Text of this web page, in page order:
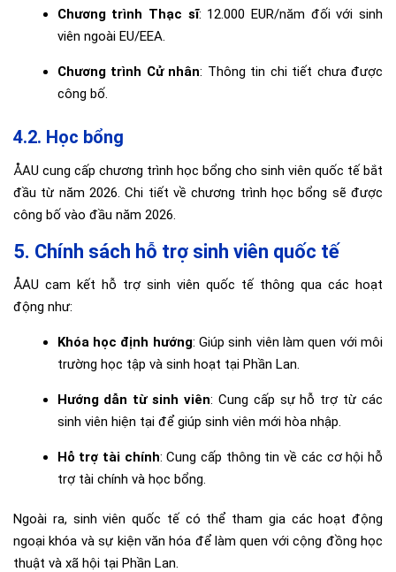
Chương trình Thạc sĩ: 12.000 EUR/năm đối với sinh
viên ngoài EU/EEA.
Chương trình Cử nhân: Thông tin chi tiết chưa được
công bố.
4.2. Học bổng
ÅAU cung cấp chương trình học bổng cho sinh viên quốc tế bắt
đầu từ năm 2026. Chi tiết về chương trình học bổng sẽ được
công bố vào đầu năm 2026.
5. Chính sách hỗ trợ sinh viên quốc tế
ÅAU cam kết hỗ trợ sinh viên quốc tế thông qua các hoạt
động như:
Khóa học định hướng: Giúp sinh viên làm quen với môi
trường học tập và sinh hoạt tại Phần Lan.
Hướng dẫn từ sinh viên: Cung cấp sự hỗ trợ từ các
sinh viên hiện tại để giúp sinh viên mới hòa nhập.
Hỗ trợ tài chính: Cung cấp thông tin về các cơ hội hỗ
trợ tài chính và học bổng.
Ngoài ra, sinh viên quốc tế có thể tham gia các hoạt động
ngoại khóa và sự kiện văn hóa để làm quen với cộng đồng học
thuật và xã hội tại Phần Lan.